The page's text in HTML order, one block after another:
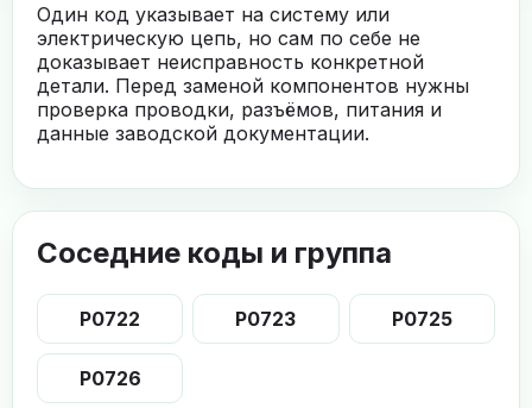
Один код указывает на систему или
электрическую цепь, но сам по себе не
доказывает неисправность конкретной
детали. Перед заменой компонентов нужны
проверка проводки, разъёмов, питания и
данные заводской документации.
Соседние коды и группа
P0722 P0723 P0725
P0726